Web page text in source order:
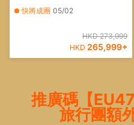
洲 32天郵輪假期【優遊緻
選】
快將成團 05/02
HKD 273,999
HKD 265,999+
推廣碼【
旅行團額